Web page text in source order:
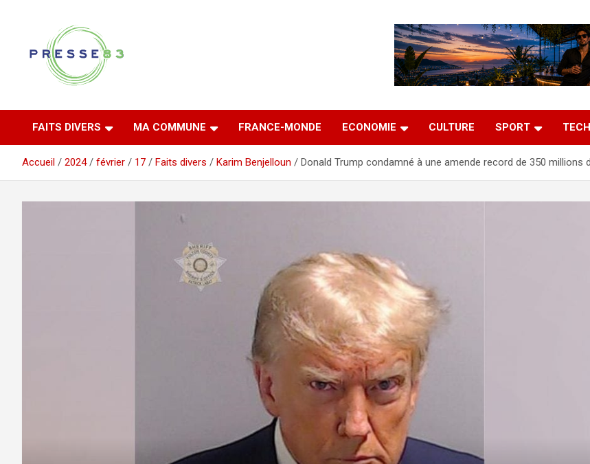
Presse 83
FAITS DIVERS MA COMMUNE FRANCE-MONDE ECONOMIE CULTURE SPORT TECH
Accueil 2024 février 17 Faits divers Karim Benjelloun Donald Trump condamné à une amende record de 350